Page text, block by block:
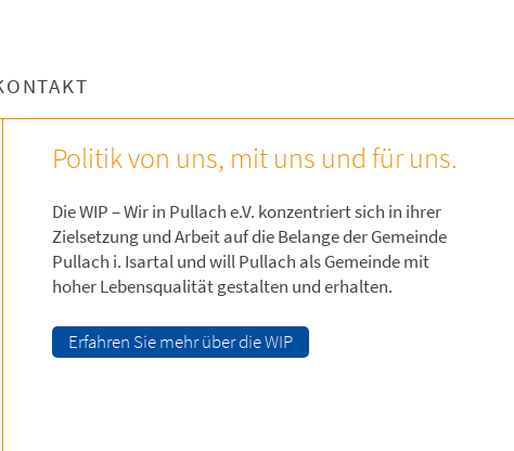
Politik von uns, mit uns und für uns.
Die WIP – Wir in Pullach e.V. konzentriert sich in ihrer
Zielsetzung und Arbeit auf die Belange der Gemeinde
Pullach i. Isartal und will Pullach als Gemeinde mit
hoher Lebensqualität gestalten und erhalten.
Erfahren Sie mehr über die WIP